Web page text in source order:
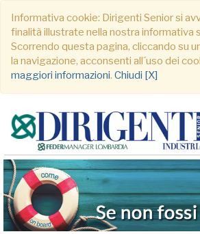
Informativa cookie: Dirigenti Senior si
finalità illustrate nella nostra informativa
Scorrendo questa pagina, cliccando su
la navigazione, acconsenti all´uso dei
maggiori informazioni. Chiudi [X]